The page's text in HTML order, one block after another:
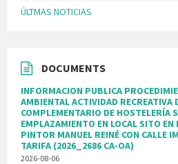
ÚLTMAS NOTICIAS
DOCUMENTS
INFORMACION PUBLICA
AMBIENTAL ACTIVIDAD RECREATIVA
COMPLEMENTARIO DE HOSTELERÍA
EMPLAZAMIENTO EN LOCAL SITO EN
PINTOR MANUEL REINÉ CON CALLE
TARIFA (2026_2686 CA-OA)
2026-08-06